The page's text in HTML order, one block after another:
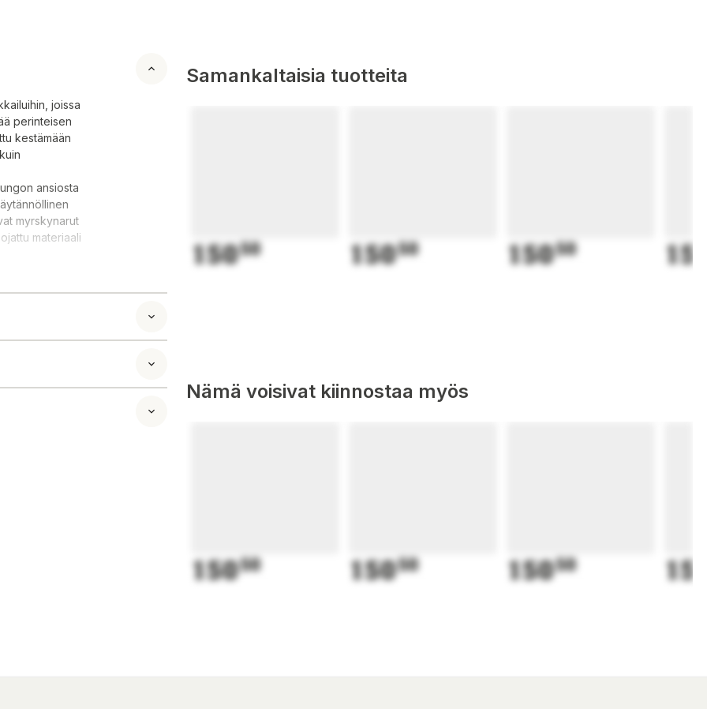
joissa
perinteisen
kestämään
ansiosta
myrskynarut
materiaali
Samankaltaisia tuotteita
15050 15050 15050
Nämä voisivat kiinnostaa myös
15050 15050 15050